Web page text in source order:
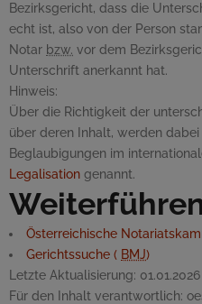
Bezirksgericht, dass die
echt ist, also von der Person
Notar bzw. vor dem
Unterschrift anerkannt hat.
Hinweis:
Über die Richtigkeit der
über deren Inhalt, werden
Beglaubigungen im
Legalisation genannt.
Österreichische
Gerichtssuche ( BMJ)
Letzte Aktualisierung: 01.01.2026
Für den Inhalt verantwortlich: